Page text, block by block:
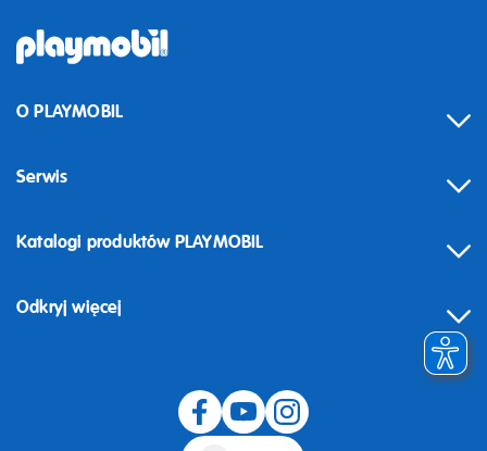
O PLAYMOBIL
Serwis
Odstąpienie od umowy
Katalogi produktów PLAYMOBIL
Odkryj więcej